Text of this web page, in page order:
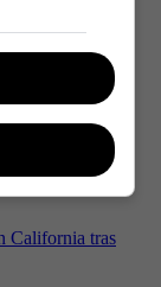
California tras